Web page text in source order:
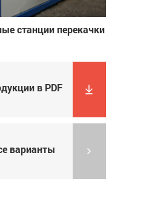
станции перекачки
в PDF
варианты